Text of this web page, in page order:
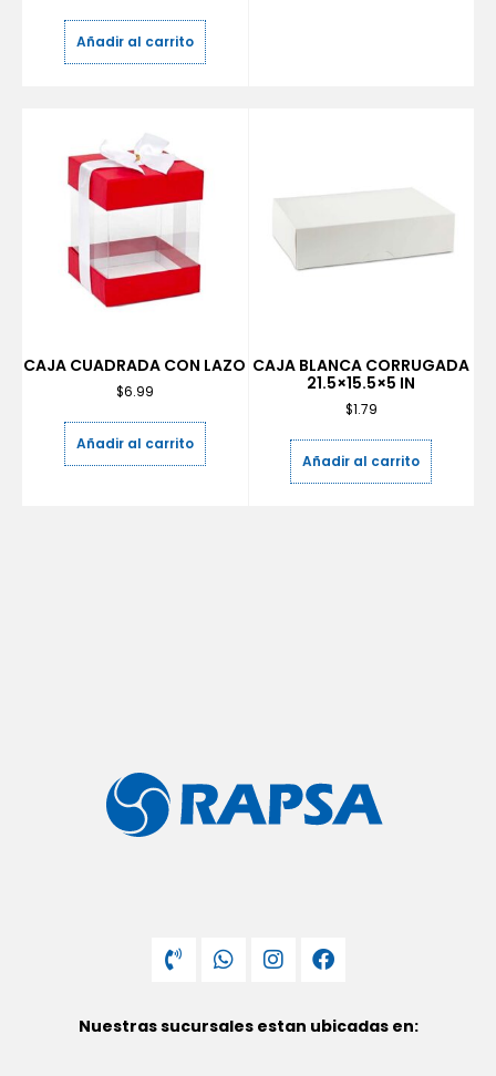
Añadir al carrito
CAJA CUADRADA CON LAZO
$6.99
Añadir al carrito
CAJA BLANCA CORRUGADA
21.5×15.5×5 IN
$1.79
Añadir al carrito
Nuestras sucursales estan ubicadas en: